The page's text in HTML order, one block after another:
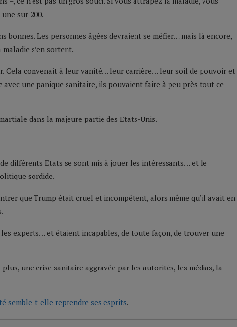
une sur 200.
bonnes. Les personnes âgées devraient se méfier… mais là encore,
s’en sortent.
Cela convenait à leur vanité… leur carrière… leur soif de pouvoir et
une panique sanitaire, ils pouvaient faire à peu près tout ce
dans la majeure partie des Etats-Unis.
différents Etats se sont mis à jouer les intéressants… et le
sordide.
que Trump était cruel et incompétent, alors même qu’il avait en
experts… et étaient incapables, de toute façon, de trouver une
une crise sanitaire aggravée par les autorités, les médias, la
semble-t-elle reprendre ses esprits.